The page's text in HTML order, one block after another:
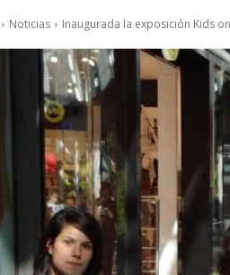
Noticias Inaugurada la exposición Kids